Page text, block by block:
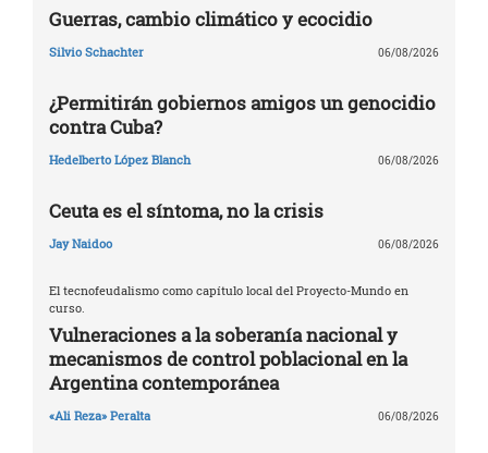
Guerras, cambio climático y ecocidio
Silvio Schachter 06/08/2026
¿Permitirán gobiernos amigos un genocidio
contra Cuba?
Hedelberto López Blanch 06/08/2026
Ceuta es el síntoma, no la crisis
Jay Naidoo 06/08/2026
El tecnofeudalismo como capítulo local del Proyecto-Mundo en
curso.
Vulneraciones a la soberanía nacional y
mecanismos de control poblacional en la
Argentina contemporánea
«Ali Reza» Peralta 06/08/2026